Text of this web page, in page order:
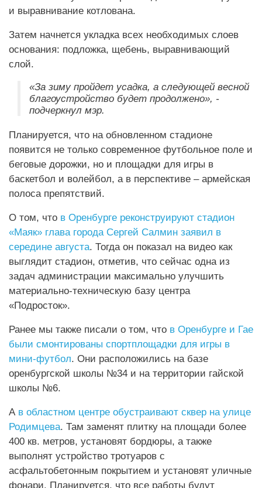
и выравнивание котлована.
Затем начнется укладка всех необходимых слоев
основания: подложка, щебень, выравнивающий
слой.
«За зиму пройдет усадка, а следующей весной
благоустройство будет продолжено», -
подчеркнул мэр.
Планируется, что на обновленном стадионе
появится не только современное футбольное поле и
беговые дорожки, но и площадки для игры в
баскетбол и волейбол, а в перспективе – армейская
полоса препятствий.
О том, что в Оренбурге реконструируют стадион
«Маяк» глава города Сергей Салмин заявил в
середине августа. Тогда он показал на видео как
выглядит стадион, отметив, что сейчас одна из
задач администрации максимально улучшить
материально-техническую базу центра
«Подросток».
Ранее мы также писали о том, что в Оренбурге и Гае
были смонтированы спортплощадки для игры в
мини-футбол. Они расположились на базе
оренбургской школы №34 и на территории гайской
школы №6.
А в областном центре обустраивают сквер на улице
Родимцева. Там заменят плитку на площади более
400 кв. метров, установят бордюры, а также
выполнят устройство тротуаров с
асфальтобетонным покрытием и установят уличные
фонари. Планируется, что все работы будут